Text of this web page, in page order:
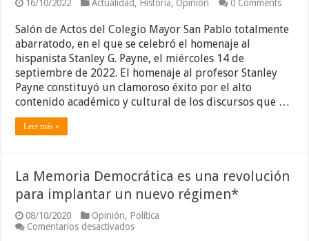
16/10/2022 Actualidad, Historia, Opinión 0 Comments
Salón de Actos del Colegio Mayor San Pablo totalmente
abarratodo, en el que se celebró el homenaje al
hispanista Stanley G. Payne, el miércoles 14 de
septiembre de 2022. El homenaje al profesor Stanley
Payne constituyó un clamoroso éxito por el alto
contenido académico y cultural de los discursos que …
Leer más »
La Memoria Democrática es una revolución
para implantar un nuevo régimen*
08/10/2020 Opinión, Política
Comentarios desactivadosen